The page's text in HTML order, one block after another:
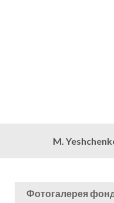
M.
Фотогалерея